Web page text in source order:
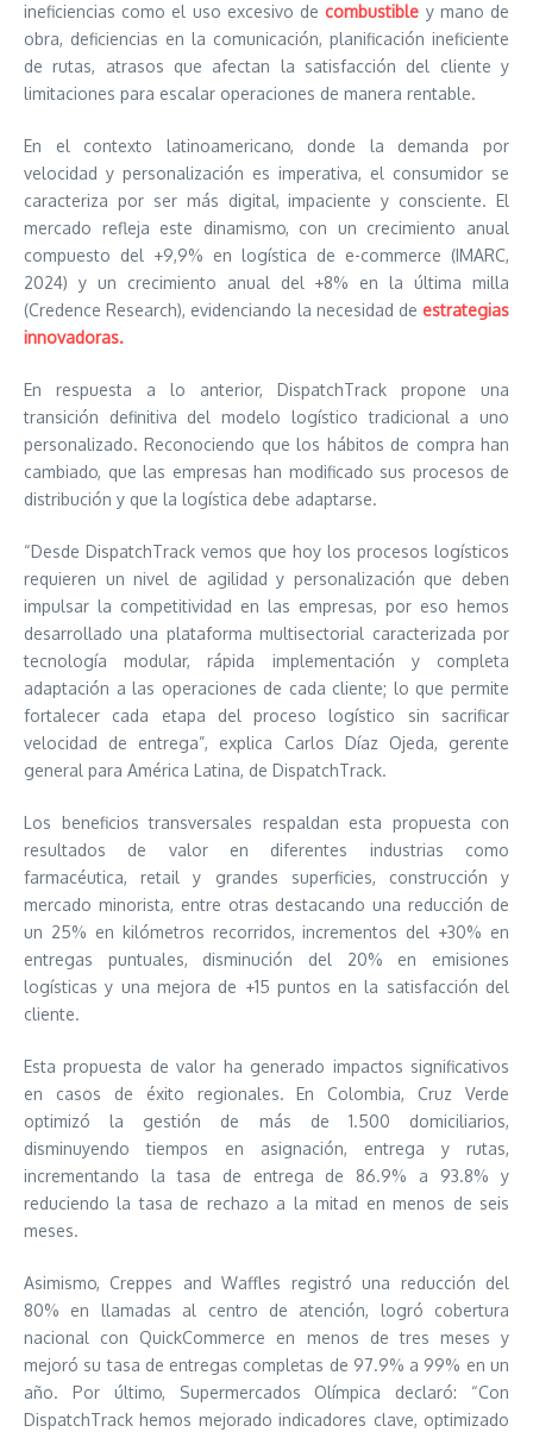
ineficiencias como el uso excesivo de combustible y mano de
obra, deficiencias en la comunicación, planificación ineficiente
de rutas, atrasos que afectan la satisfacción del cliente y
limitaciones para escalar operaciones de manera rentable.
En el contexto latinoamericano, donde la demanda por
velocidad y personalización es imperativa, el consumidor se
caracteriza por ser más digital, impaciente y consciente. El
mercado refleja este dinamismo, con un crecimiento anual
compuesto del +9,9% en logística de e-commerce (IMARC,
2024) y un crecimiento anual del +8% en la última milla
(Credence Research), evidenciando la necesidad de estrategias
innovadoras.
En respuesta a lo anterior, DispatchTrack propone una
transición definitiva del modelo logístico tradicional a uno
personalizado. Reconociendo que los hábitos de compra han
cambiado, que las empresas han modificado sus procesos de
distribución y que la logística debe adaptarse.
“Desde DispatchTrack vemos que hoy los procesos logísticos
requieren un nivel de agilidad y personalización que deben
impulsar la competitividad en las empresas, por eso hemos
desarrollado una plataforma multisectorial caracterizada por
tecnología modular, rápida implementación y completa
adaptación a las operaciones de cada cliente; lo que permite
fortalecer cada etapa del proceso logístico sin sacrificar
velocidad de entrega”, explica Carlos Díaz Ojeda, gerente
general para América Latina, de DispatchTrack.
Los beneficios transversales respaldan esta propuesta con
resultados de valor en diferentes industrias como
farmacéutica, retail y grandes superficies, construcción y
mercado minorista, entre otras destacando una reducción de
un 25% en kilómetros recorridos, incrementos del +30% en
entregas puntuales, disminución del 20% en emisiones
logísticas y una mejora de +15 puntos en la satisfacción del
cliente.
Esta propuesta de valor ha generado impactos significativos
en casos de éxito regionales. En Colombia, Cruz Verde
optimizó la gestión de más de 1.500 domiciliarios,
disminuyendo tiempos en asignación, entrega y rutas,
incrementando la tasa de entrega de 86.9% a 93.8% y
reduciendo la tasa de rechazo a la mitad en menos de seis
meses.
Asimismo, Creppes and Waffles registró una reducción del
80% en llamadas al centro de atención, logró cobertura
nacional con QuickCommerce en menos de tres meses y
mejoró su tasa de entregas completas de 97.9% a 99% en un
año. Por último, Supermercados Olímpica declaró: “Con
DispatchTrack hemos mejorado indicadores clave, optimizado